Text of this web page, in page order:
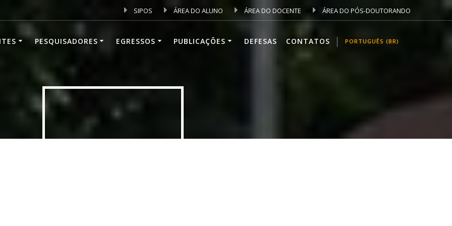
SIPOS ÁREA DO ALUNO ÁREA DO DOCENTE ÁREA DO PÓS-DOUTORANDO
PESQUISADORES EGRESSOS PUBLICAÇÕES DEFESAS CONTATOS PORTUGUÊS (BR)